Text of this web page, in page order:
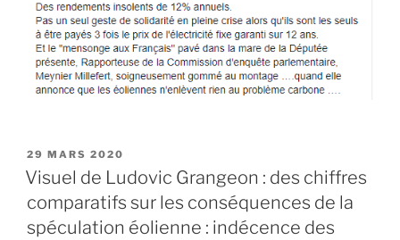
PUBLIÉ
LE
29 MARS 2020
Visuel de Ludovic Grangeon : des chiffres
comparatifs sur les conséquences de la
spéculation éolienne : indécence des